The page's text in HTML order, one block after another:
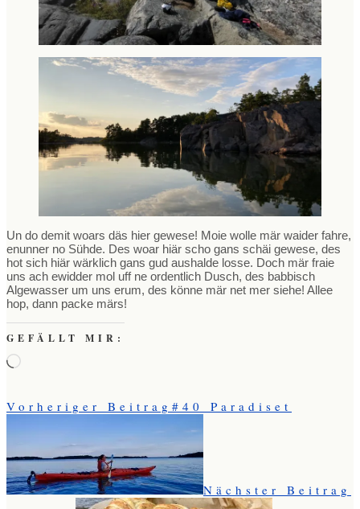
Un do demit woars däs hier gewese! Moie wolle mär waider fahre,
enunner no Sühde. Des woar hiär scho gans schäi gewese, des
hot sich hiär wärklich gans gud aushalde losse. Doch mär fraie
uns ach ewidder mol uff ne ordentlich Dusch, des babbisch
Algewasser um uns erum, des könne mär net mer siehe! Allee
hop, dann packe märs!
GEFÄLLT MIR:
Wird
Vorheriger Beitrag #40 Paradiset
Nächster Beitrag